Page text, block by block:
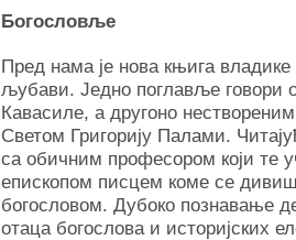
Богословље
Пред нама је нова књига
љубави. Једно поглавље говори
Кавасиле, а другоно
Светом Григорију Палами.
са обичним професором који те
епископом писцем коме се
богословом. Дубоко познавање
отаца богослова и историјских